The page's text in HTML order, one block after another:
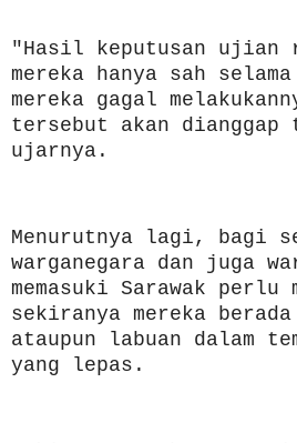
"Hasil keputusan ujian
mereka hanya sah
mereka gagal
tersebut akan
ujarnya.
Menurutnya lagi, bagi
warganegara dan juga
memasuki Sarawak perlu
sekiranya mereka
ataupun labuan dalam
yang lepas.